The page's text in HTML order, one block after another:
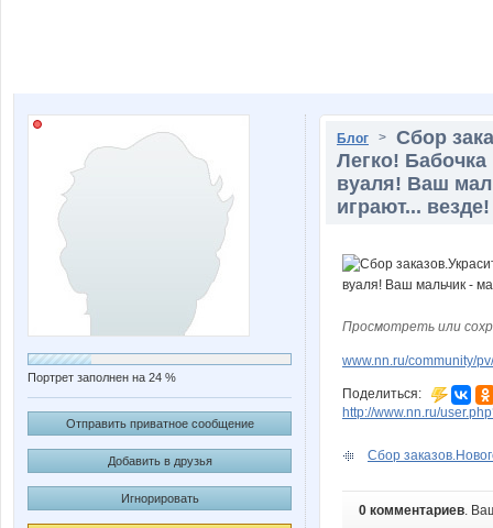
Портрет заполнен на 24 %
Отправить приватное сообщение
Добавить в друзья
Игнорировать
Блог > Сбор
Легко!
вуаля! Ваш
играют... везде!
Просмотреть или
www.nn.ru/community/
Поделиться:
http://www.nn.ru/
Сбор
0 комментариев.